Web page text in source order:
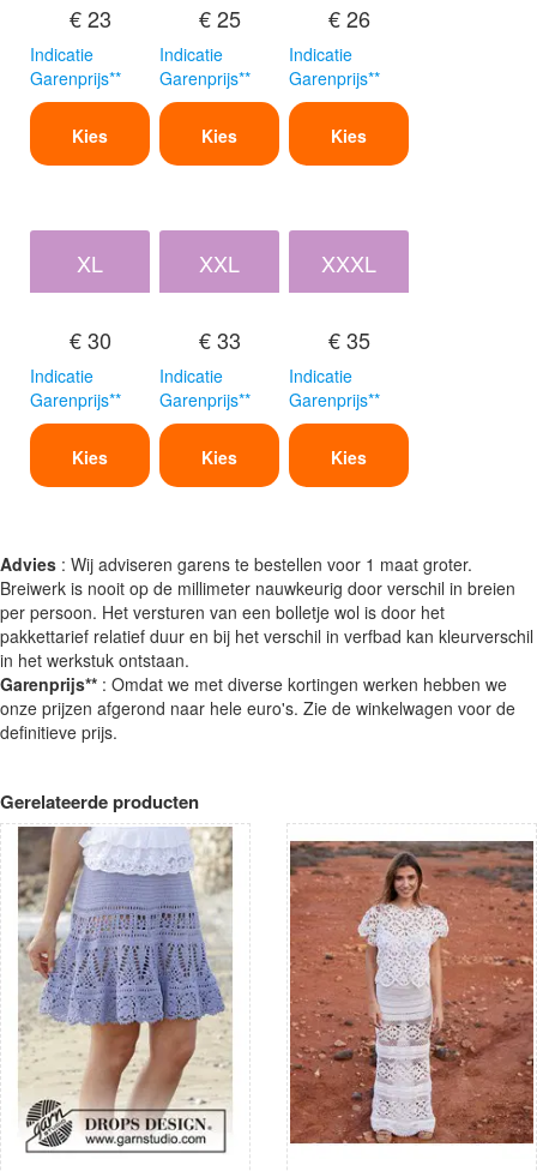
€ 23
Indicatie
Garenprijs**
Kies
€ 25
Indicatie
Garenprijs**
Kies
€ 26
Indicatie
Garenprijs**
Kies
XL
€ 30
Indicatie
Garenprijs**
Kies
XXL
€ 33
Indicatie
Garenprijs**
Kies
XXXL
€ 35
Indicatie
Garenprijs**
Kies
Advies : Wij adviseren garens te bestellen voor 1 maat groter.
Breiwerk is nooit op de millimeter nauwkeurig door verschil in breien
per persoon. Het versturen van een bolletje wol is door het
pakkettarief relatief duur en bij het verschil in verfbad kan kleurverschil
in het werkstuk ontstaan.
Garenprijs** : Omdat we met diverse kortingen werken hebben we
onze prijzen afgerond naar hele euro's. Zie de winkelwagen voor de
definitieve prijs.
Gerelateerde producten